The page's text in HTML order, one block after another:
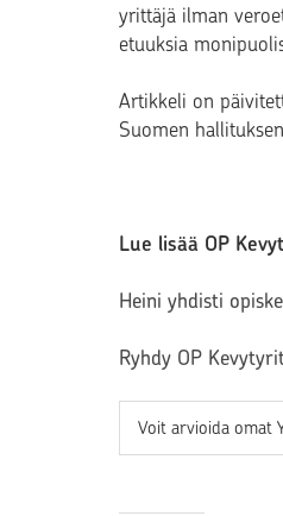
yrittäjä ilman
etuuksia
Artikkeli on
Suomen
Lue lisää OP
Heini yhdisti
Ryhdy OP
Voit arvioida omat